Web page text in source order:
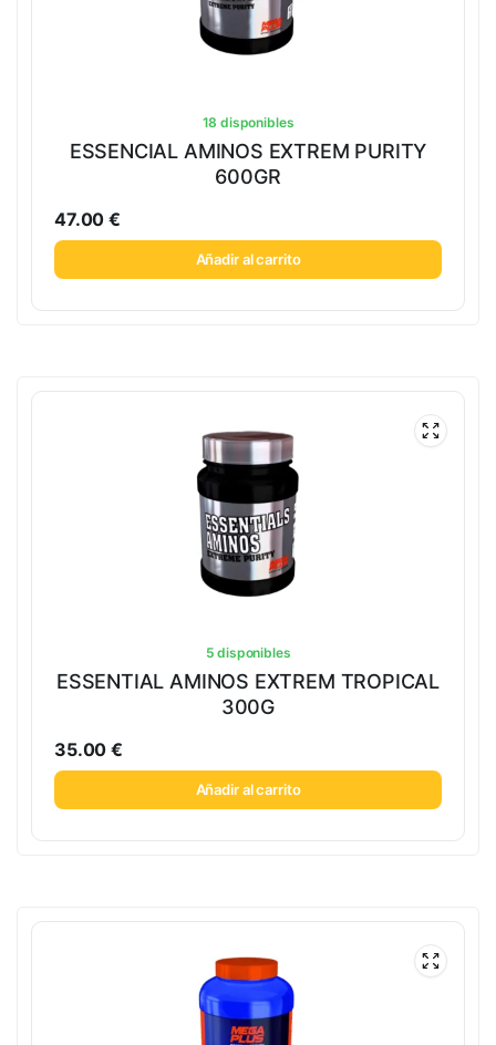
18 disponibles
ESSENCIAL AMINOS EXTREM PURITY
600GR
47.00€
Añadir al carrito
5 disponibles
ESSENTIAL AMINOS EXTREM TROPICAL
300G
35.00€
Añadir al carrito